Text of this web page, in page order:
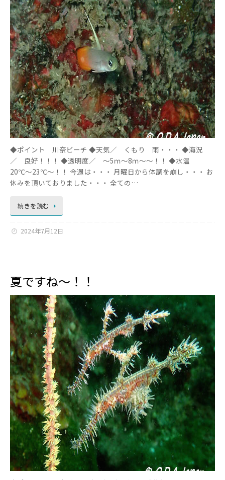
◆ポイント 川奈ビーチ ◆天気／ くもり 雨・・・ ◆海況
／ 良好！！！ ◆透明度／ ～5ｍ～8ｍ～～！！ ◆水温
20℃～23℃～！！ 今週は・・・ 月曜日から体調を崩し・・・ お
休みを頂いておりました・・・ 全ての…
続きを読む
2024年7月12日
夏ですね～！！